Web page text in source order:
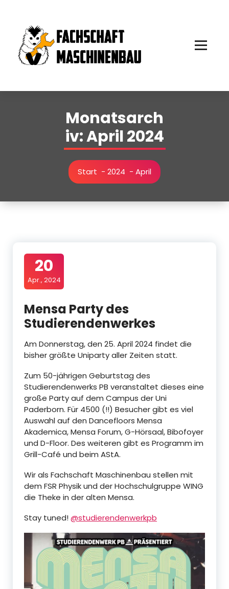
springen
Monatsarch
iv: April 2024
Start - 2024 - April
20
Apr., 2024
Mensa Party des
Studierendenwerkes
Am Donnerstag, den 25. April 2024 findet die
bisher größte Uniparty aller Zeiten statt.
Zum 50-jährigen Geburtstag des
Studierendenwerks PB veranstaltet dieses eine
große Party auf dem Campus der Uni
Paderborn. Für 4500 (!!) Besucher gibt es viel
Auswahl auf den Dancefloors Mensa
Akademica, Mensa Forum, G-Hörsaal, Bibofoyer
und D-Floor. Des weiteren gibt es Programm im
Grill-Café und beim AStA.
Wir als Fachschaft Maschinenbau stellen mit
dem FSR Physik und der Hochschulgruppe WING
die Theke in der alten Mensa.
Stay tuned!@studierendenwerkpb